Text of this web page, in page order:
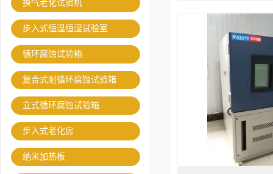
换气老化试验机
步入式恒温恒湿试验室
循环腐蚀试验箱
复合式耐循环腐蚀试验箱
立式循环腐蚀试验箱
步入式老化房
纳米加热板